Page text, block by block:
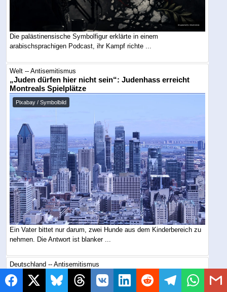
Die palästinensische Symbolfigur erklärte in einem
arabischsprachigen Podcast, ihr Kampf richte ...
Welt -- Antisemitismus
„Juden dürfen hier nicht sein“: Judenhass erreicht
Montreals Spielplätze
Pixabay / Symbolbild
Ein Vater bittet nur darum, zwei Hunde aus dem Kinderbereich zu
nehmen. Die Antwort ist blanker ...
Deutschland -- Antisemitismus
Islamischer Dschihad sagt Ja , Hamas verteilt schon
Gewehre